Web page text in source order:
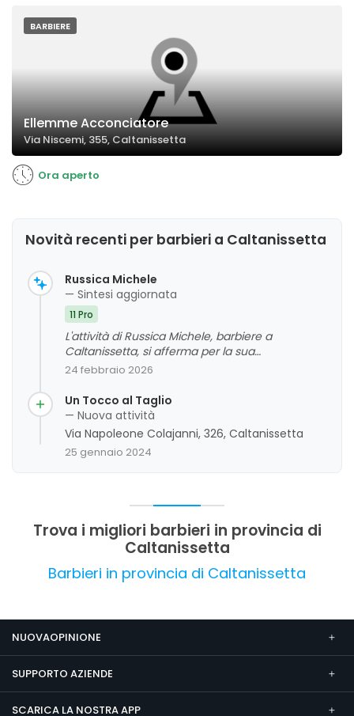
BARBIERE
Ellemme Acconciatore
Via Niscemi, 355, Caltanissetta
Ora aperto
Novità recenti per barbieri a Caltanissetta
Russica Michele
— Sintesi aggiornata
11 Pro
L'attività di Russica Michele, barbiere a
Caltanissetta, si afferma per la sua
professionalità, cortesia e competenza, con un
qualità e attenzione ai dettagli. I clienti
apprezzano la cura nel trattamento dei capelli,
anche quelli più particolari, e i prezzi competitivi.
La gestione attenta all'igiene e alle norme di
sicurezza rappresenta un ulteriore punto di
24 febbraio 2026
Un Tocco al Taglio
— Nuova attività
Via Napoleone Colajanni, 326, Caltanissetta
25 gennaio 2024
Trova i migliori barbieri in provincia di
Caltanissetta
Barbieri in provincia di Caltanissetta
NUOVAOPINIONE
SUPPORTO AZIENDE
SCARICA LA NOSTRA APP